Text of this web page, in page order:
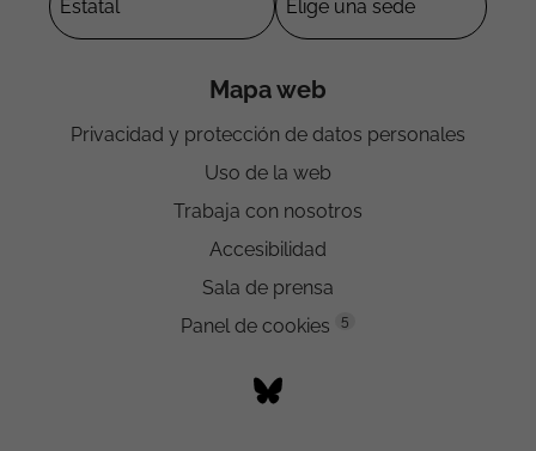
Mapa web
Privacidad y protección de datos personales
Uso de la web
Trabaja con nosotros
Accesibilidad
Sala de prensa
Panel de cookies
5